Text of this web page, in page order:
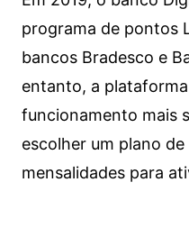
programa de pontos
bancos Bradesco e
entanto, a
funcionamento mais
escolher um plano
mensalidades para